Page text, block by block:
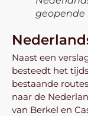
geopende
Naast een
besteedt het
bestaande
naar de
van Berkel en